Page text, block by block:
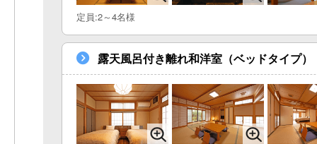
定員:2～4名様
露天風呂付き離れ和洋室（ベッドタイプ）